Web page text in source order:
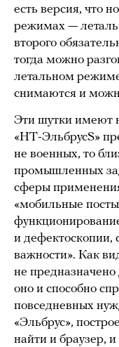
есть версия, что
режимах —
второго
тогда можно
летальном
снимаются и
Эти шутки имеют
«НТ-ЭльбрусS»
не военных, то
промышленных
сферы
«мобильные
и дефектоскопии,
важности». Как
не
оно и способно
повседневных
«Эльбрус»,
найти и браузер,